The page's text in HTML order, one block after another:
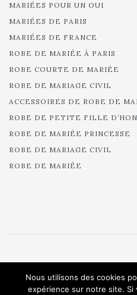
MARIÉES POUR UN OUI
MARIÉES DE PARIS
MARIÉES DE FRANCE
ROBE DE MARIÉE À PARIS
ROBE COURTE DE MARIÉE
ROBE DE MARIAGE CIVIL
ACCESSOIRES DE ROBE DE
ROBE DE PETITE FILLE
ROBE DE MARIÉE PRINCESSE
ROBE DE MARIAGE CIVIL
ROBE DE MARIÉE
All rights
Nous utilisons des cookies
expérience sur notre site. Si